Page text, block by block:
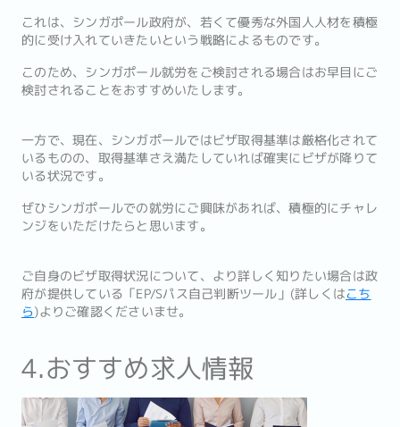
これは、シンガポール政府が、若くて優秀な外国人人材を積極
的に受け入れていきたいという戦略によるものです。
このため、シンガポール就労をご検討される場合はお早目にご
検討されることをおすすめいたします。
一方で、現在、シンガポールではビザ取得基準は厳格化されて
いるものの、取得基準さえ満たしていれば確実にビザが降りて
いる状況です。
ぜひシンガポールでの就労にご興味があれば、積極的にチャレ
ンジをいただけたらと思います。
ご自身のビザ取得状況について、より詳しく知りたい場合は政
府が提供している「EP/Sパス自己判断ツール」(詳しくはこち
ら)よりご確認くださいませ。
4.おすすめ求人情報